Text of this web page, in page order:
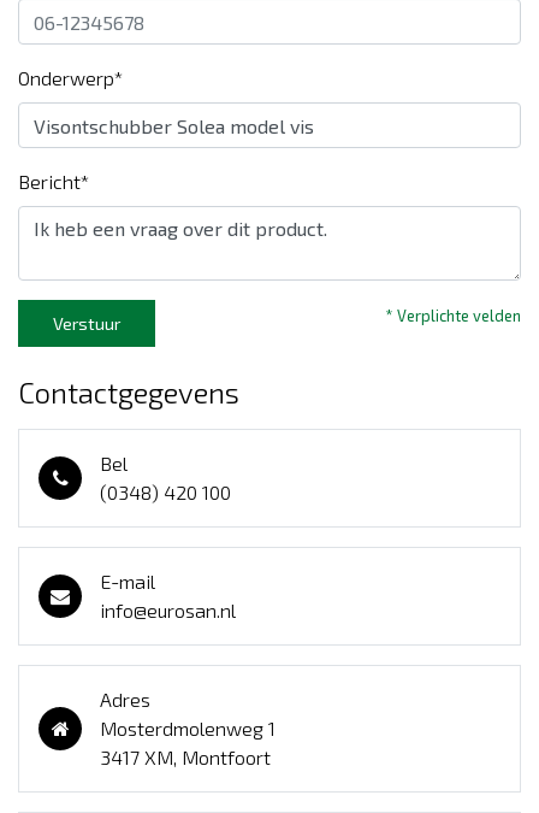
Onderwerp*
Bericht*
Verstuur * Verplichte velden
Contactgegevens
Bel
(0348) 420 100
E-mail
info@eurosan.nl
Adres
Mosterdmolenweg 1
3417 XM, Montfoort